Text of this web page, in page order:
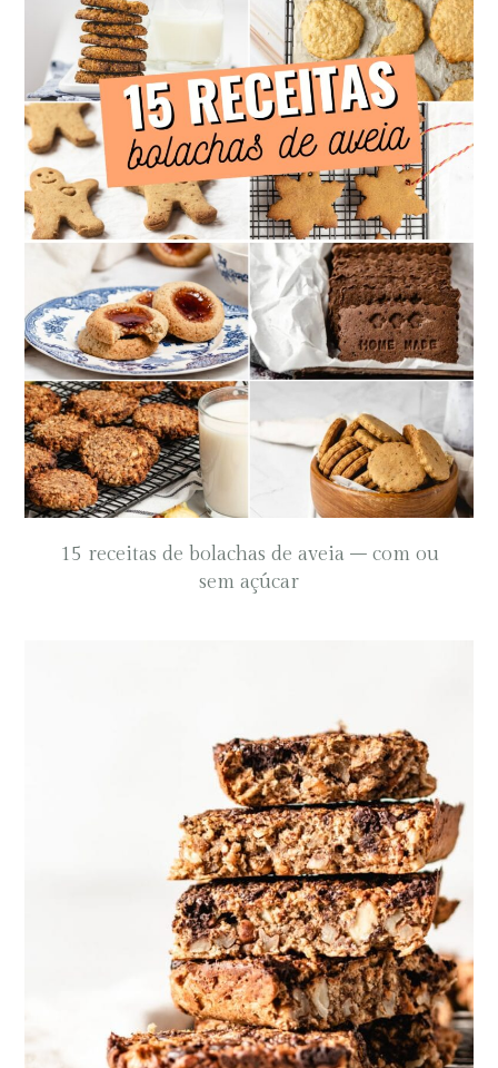
15 receitas de bolachas de aveia – com ou
sem açúcar